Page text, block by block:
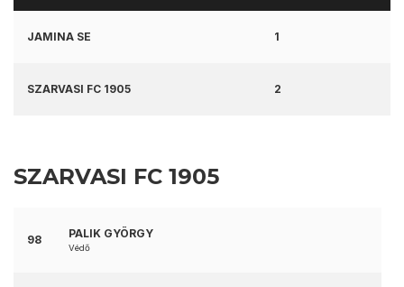
JAMINA SE 1
SZARVASI FC 1905 2
SZARVASI FC 1905
98 PALIK GYÖRGY
Védő